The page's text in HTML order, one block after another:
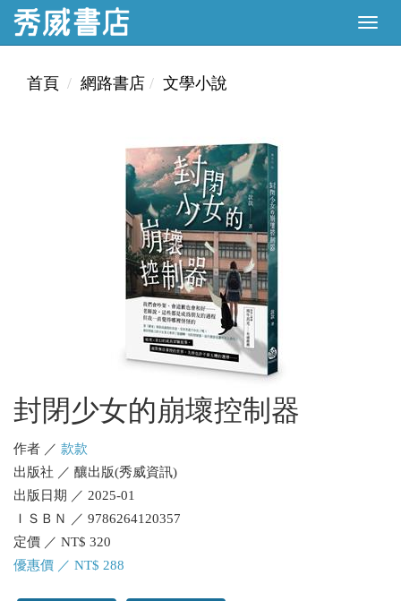
首頁 網路書店 文學小說
封閉少女的崩壞控制器
作者 ／ 款款
出版社 ／ 釀出版(秀威資訊)
出版日期 ／ 2025-01
ＩＳＢＮ ／ 9786264120357
定價 ／ NT$ 320
優惠價 ／ NT$ 288